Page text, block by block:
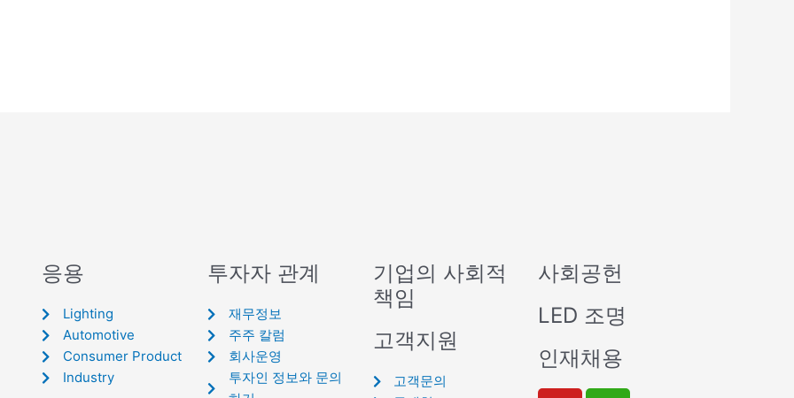
응용
Lighting
Automotive
Consumer Product
Industry
투자자 관계
재무정보
주주 칼럼
회사운영
투자인 정보와 문의
기업의 사회적
책임
고객지원
고객문의
사회공헌
LED 조명
인재채용